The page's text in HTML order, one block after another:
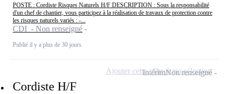
POSTE : Cordiste Risques Naturels H/F DESCRIPTION : Sous la responsabilité
d'un chef de chantier, vous participez à la réalisation de travaux de protection contre
les risques naturels variés : -...
CDI - Non renseigné
Publié il y a plus de 30 jours
Cordiste H/F
IntérimNon renseigné
Ajouter cette offre à ma sélection